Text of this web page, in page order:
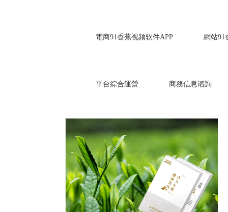
電商91香蕉视频软件APP 網站91
平台綜合運營 商務信息谘詢